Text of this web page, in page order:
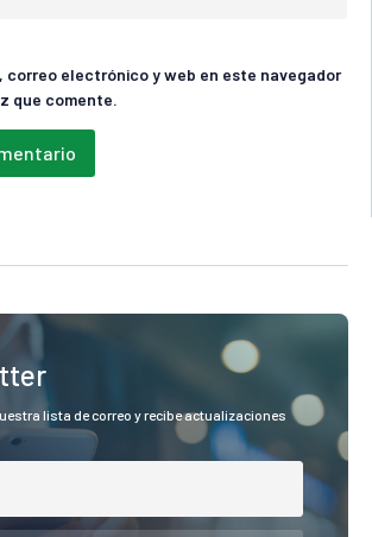
correo electrónico y web en este navegador
que comente.
lista de correo y recibe actualizaciones